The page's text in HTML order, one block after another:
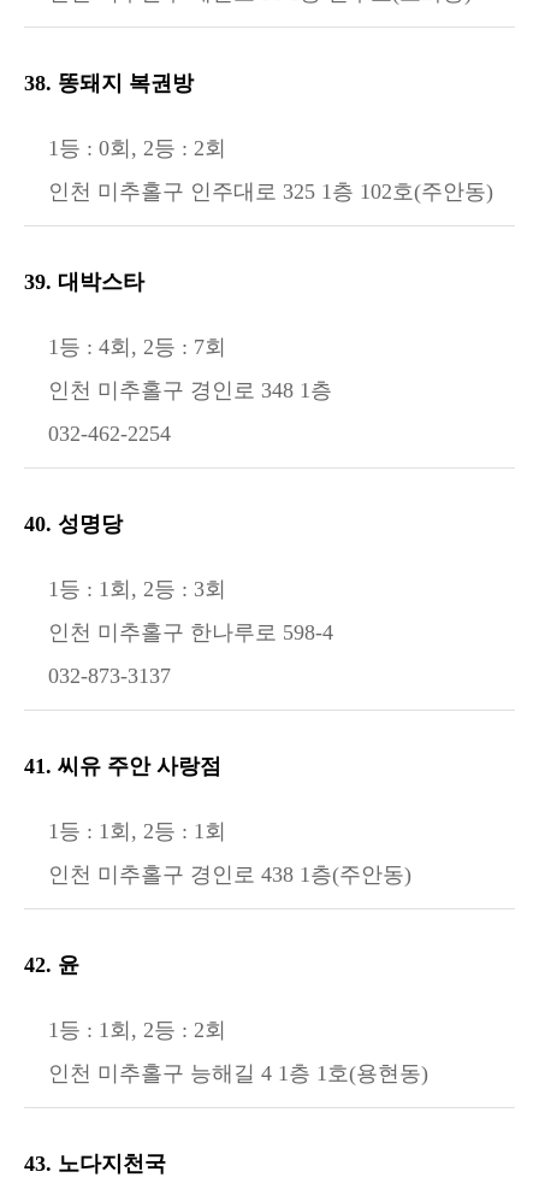
38. 똥돼지 복권방
1등 : 0회, 2등 : 2회
인천 미추홀구 인주대로 325 1층 102호(주안동)
39. 대박스타
1등 : 4회, 2등 : 7회
인천 미추홀구 경인로 348 1층
032-462-2254
40. 성명당
1등 : 1회, 2등 : 3회
인천 미추홀구 한나루로 598-4
032-873-3137
41. 씨유 주안 사랑점
1등 : 1회, 2등 : 1회
인천 미추홀구 경인로 438 1층(주안동)
42. 윤
1등 : 1회, 2등 : 2회
인천 미추홀구 능해길 4 1층 1호(용현동)
43. 노다지천국